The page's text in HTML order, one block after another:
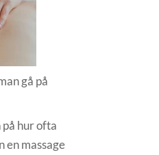
gå på
hur ofta
en massage